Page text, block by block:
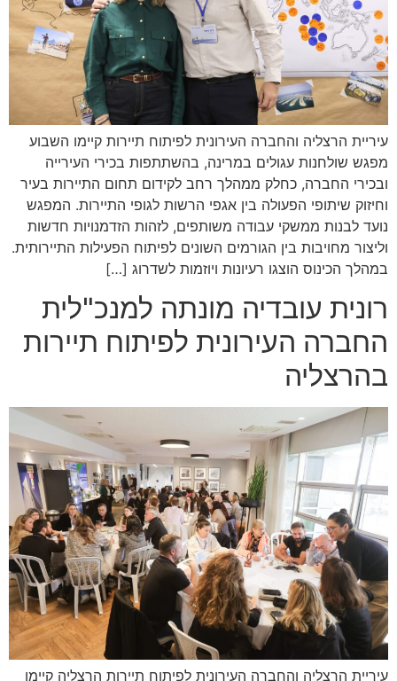
עיריית הרצליה והחברה העירונית לפיתוח תיירות קיימו השבוע
מפגש שולחנות עגולים במרינה, בהשתתפות בכירי העירייה
ובכירי החברה, כחלק ממהלך רחב לקידום תחום התיירות בעיר
וחיזוק שיתופי הפעולה בין אגפי הרשות לגופי התיירות. המפגש
נועד לבנות ממשקי עבודה משותפים, לזהות הזדמנויות חדשות
וליצור מחויבות בין הגורמים השונים לפיתוח הפעילות התיירותית.
במהלך הכינוס הוצגו רעיונות ויוזמות לשדרוג […]
רונית עובדיה מונתה למנכ"לית
החברה העירונית לפיתוח תיירות
בהרצליה
עיריית הרצליה והחברה העירונית לפיתוח תיירות הרצליה קיימו